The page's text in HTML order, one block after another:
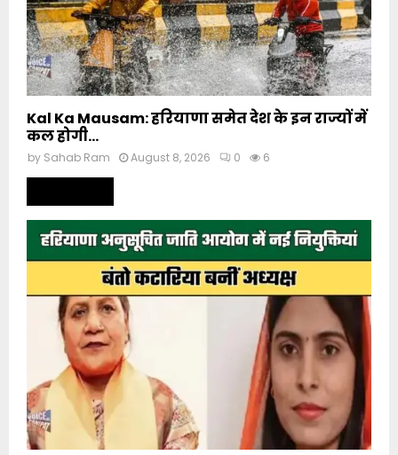
Kal Ka Mausam: हरियाणा समेत देश के इन राज्यों में
कल होगी...
by Sahab Ram August 8, 2026 0 6